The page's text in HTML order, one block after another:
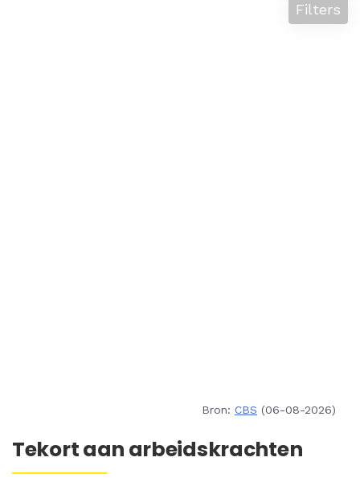
Filters
Bron: CBS (06-08-2026)
Tekort aan arbeidskrachten